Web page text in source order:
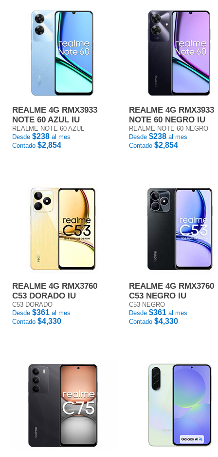
REALME 4G RMX3933
NOTE 60 AZUL IU
REALME NOTE 60 AZUL
Desde $238 al mes
Contado $2,854
REALME 4G RMX3933
NOTE 60 NEGRO IU
REALME NOTE 60 NEGRO
Desde $238 al mes
Contado $2,854
REALME 4G RMX3760
C53 DORADO IU
C53 DORADO
Desde $361 al mes
Contado $4,330
REALME 4G RMX3760
C53 NEGRO IU
C53 NEGRO
Desde $361 al mes
Contado $4,330